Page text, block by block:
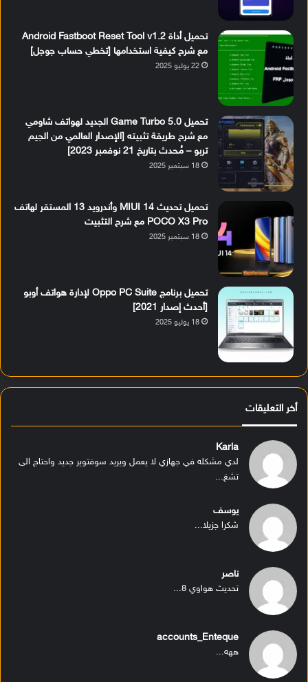
تحميل أداة Android Fastboot Reset Tool v1.2
مع شرح كيفية استخدامها [تخطي حساب جوجل]
22 يوليو 2025
تحميل Game Turbo 5.0 الجديد لهواتف شاومي
مع شرح طريقة تثبيته [الإصدار العالمي من الجيم
تربو – مُحدث بتاريخ 21 نوفمبر 2023]
18 سبتمبر 2025
تحميل تحديث MIUI 14 وأندرويد 13 المستقر لهاتف
POCO X3 Pro مع شرح التثبيت
18 سبتمبر 2025
تحميل برنامج Oppo PC Suite لإدارة هواتف أوبو
[أحدث إصدار 2021]
18 يوليو 2025
أخر التعليقات
Karla
لدي مشكله في جهازي لا يعمل ويريد سوفتوير جديد واحتاج الى
تشغ...
يوسف
شكرا جزيلا...
ناصر
تحديث هواوي 8...
accounts_Enteque
ههه...